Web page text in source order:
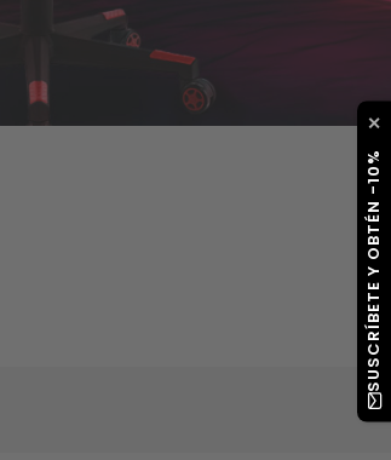
✕
SUSCRÍBETE Y OBTÉN -10%